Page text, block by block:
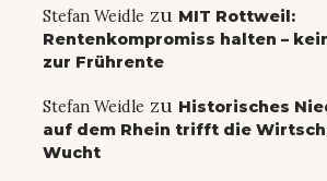
Stefan Weidle zu MIT Rottweil:
Rentenkompromiss halten –
zur Frührente
Stefan Weidle zu Historisches
auf dem Rhein trifft die
Wucht